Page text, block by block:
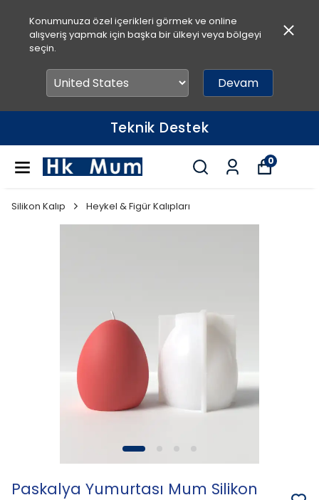
Konumunuza özel içerikleri görmek ve online
alışveriş yapmak için başka bir ülkeyi veya bölgeyi
seçin.
Devam
Teknik Destek
0
Silikon Kalıp Heykel & Figür Kalıpları
Paskalya Yumurtası Mum Silikon